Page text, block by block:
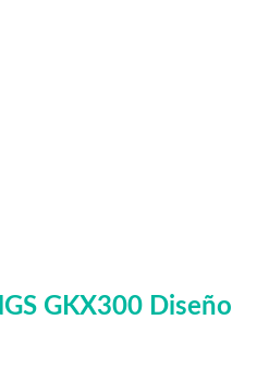
GKX300 Diseño